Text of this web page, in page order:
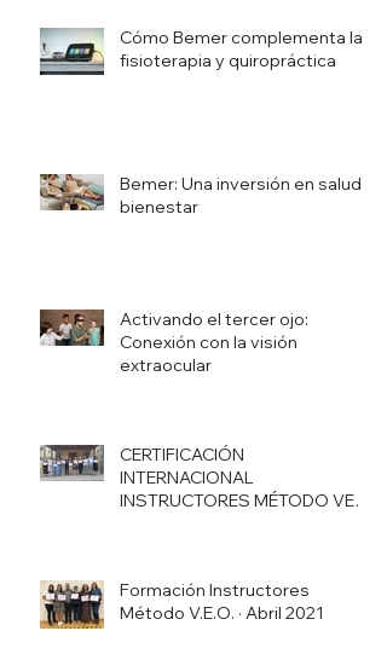
Cómo Bemer complementa la
fisioterapia y quiropráctica
Bemer: Una inversión en salud y
bienestar
Activando el tercer ojo:
Conexión con la visión
extraocular
CERTIFICACIÓN
INTERNACIONAL
INSTRUCTORES MÉTODO VEO
Formación Instructores
Método V.E.O. · Abril 2021